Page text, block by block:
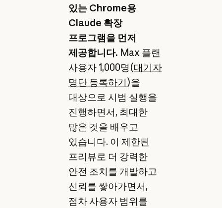
있는 Chrome용
Claude 확장
프로그램을 먼저
제공합니다. Max 플랜
사용자 1,000명(대기자
명단 등록하기)을
대상으로 시범 실행을
진행하면서, 최대한
많은 것을 배우고
있습니다. 이 제한된
프리뷰로 더 강력한
안전 조치를 개발하고
신뢰를 쌓아가면서,
점차 사용자 범위를